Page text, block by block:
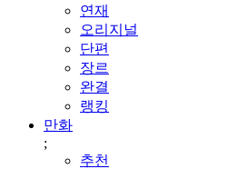
연재
오리지널
단편
장르
완결
랭킹
만화
;
추천